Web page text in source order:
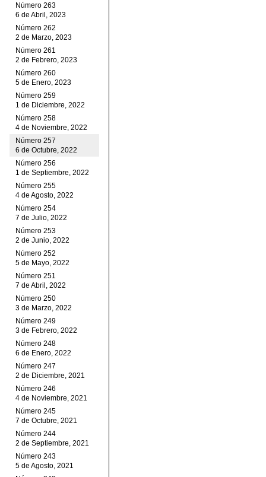
Número 263
6 de Abril, 2023
Número 262
2 de Marzo, 2023
Número 261
2 de Febrero, 2023
Número 260
5 de Enero, 2023
Número 259
1 de Diciembre, 2022
Número 258
4 de Noviembre, 2022
Número 257
6 de Octubre, 2022
Número 256
1 de Septiembre, 2022
Número 255
4 de Agosto, 2022
Número 254
7 de Julio, 2022
Número 253
2 de Junio, 2022
Número 252
5 de Mayo, 2022
Número 251
7 de Abril, 2022
Número 250
3 de Marzo, 2022
Número 249
3 de Febrero, 2022
Número 248
6 de Enero, 2022
Número 247
2 de Diciembre, 2021
Número 246
4 de Noviembre, 2021
Número 245
7 de Octubre, 2021
Número 244
2 de Septiembre, 2021
Número 243
5 de Agosto, 2021